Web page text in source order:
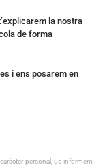
la nostra
de forma
i ens posarem en
personal, us informem